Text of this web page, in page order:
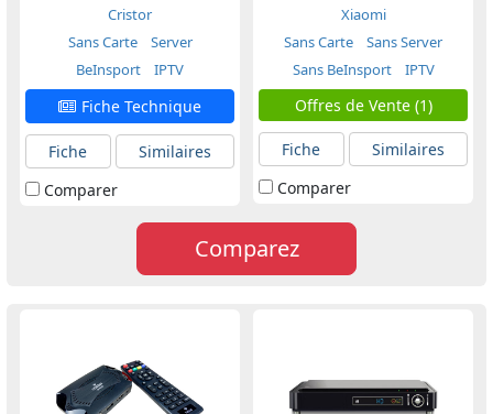
Cristor
Sans Carte
Server
BeInsport
IPTV
Fiche Technique
Fiche
Similaires
Comparer
Xiaomi
Sans Carte
Sans Server
Sans BeInsport
IPTV
Offres de Vente (1)
Fiche
Similaires
Comparer
Comparez